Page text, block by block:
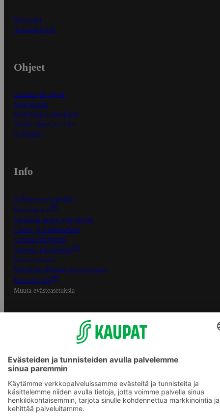
Myymälät
Asiakaspalvelu
Ohjeet
Ensitilaajan ohjeet
Näin maksat
Näin tilaat ja muokkaat
Kaikki ohjeet ja vinkit
In English
Info
S-Business yrityksille
Oiva-raportit
Osuuskauppojen yhteystiedot
Tilaus- ja toimitusehdot
Tietosuojakäytäntö
Palvelun käyttöehdot
Saavutettavuus
Mobiilisovelluksen saavutettavuus
Mainostajalle
Muuta evästeasetuksia
S-ryhmän palvelut
S-ryhmä
Asiakasomistajuus
S-ostoslista -sovellus
Prisma.fi
Sokos.fi